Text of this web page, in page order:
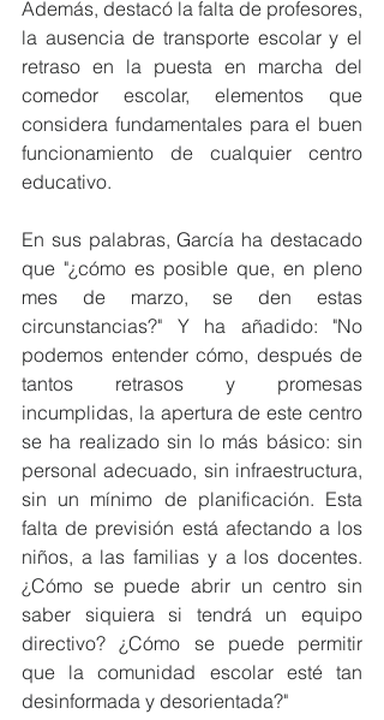
Además, destacó la falta de profesores,
la ausencia de transporte escolar y el
retraso en la puesta en marcha del
comedor escolar, elementos que
considera fundamentales para el buen
funcionamiento de cualquier centro
educativo.
En sus palabras, García ha destacado
que "¿cómo es posible que, en pleno
mes de marzo, se den estas
circunstancias?" Y ha añadido: "No
podemos entender cómo, después de
tantos retrasos y promesas
incumplidas, la apertura de este centro
se ha realizado sin lo más básico: sin
personal adecuado, sin infraestructura,
sin un mínimo de planificación. Esta
falta de previsión está afectando a los
niños, a las familias y a los docentes.
¿Cómo se puede abrir un centro sin
saber siquiera si tendrá un equipo
directivo? ¿Cómo se puede permitir
que la comunidad escolar esté tan
desinformada y desorientada?"